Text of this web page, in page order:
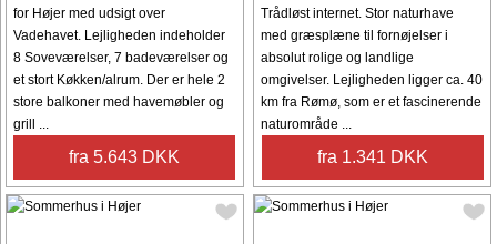
for Højer med udsigt over
Vadehavet. Lejligheden indeholder
8 Soveværelser, 7 badeværelser og
et stort Køkken/alrum. Der er hele 2
store balkoner med havemøbler og
grill ...
fra 5.643 DKK
Trådløst internet. Stor naturhave
med græsplæne til fornøjelser i
absolut rolige og landlige
omgivelser. Lejligheden ligger ca. 40
km fra Rømø, som er et fascinerende
naturområde ...
fra 1.341 DKK